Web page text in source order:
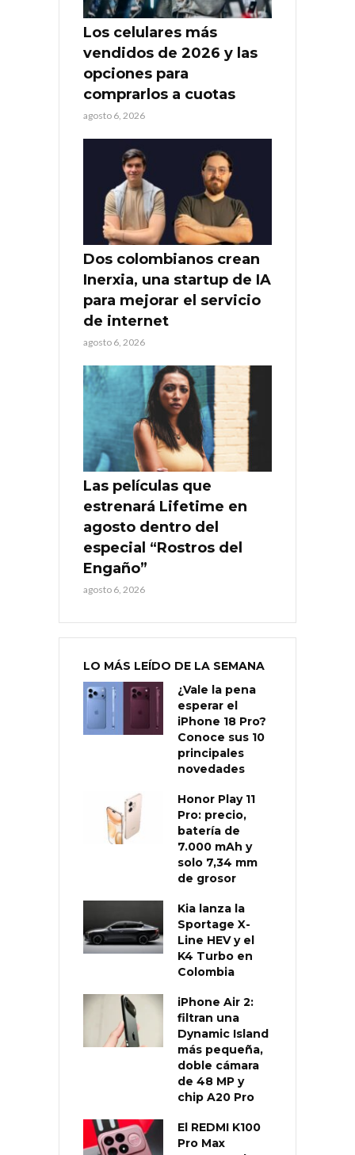
Los celulares más
vendidos de 2026 y las
opciones para
comprarlos a cuotas
agosto 6, 2026
Dos colombianos crean
Inerxia, una startup de IA
para mejorar el servicio
de internet
agosto 6, 2026
Las películas que
estrenará Lifetime en
agosto dentro del
especial “Rostros del
Engaño”
agosto 6, 2026
LO MÁS LEÍDO DE LA SEMANA
¿Vale la pena
esperar el
iPhone 18 Pro?
Conoce sus 10
principales
novedades
Honor Play 11
Pro: precio,
batería de
7.000 mAh y
solo 7,34 mm
de grosor
Kia lanza la
Sportage X-
Line HEV y el
K4 Turbo en
Colombia
iPhone Air 2:
filtran una
Dynamic Island
más pequeña,
doble cámara
de 48 MP y
chip A20 Pro
El REDMI K100
Pro Max